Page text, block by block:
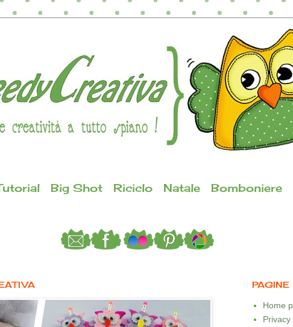
Big Shot Riciclo Natale Bomboniere
PAGINE
Home
Privacy